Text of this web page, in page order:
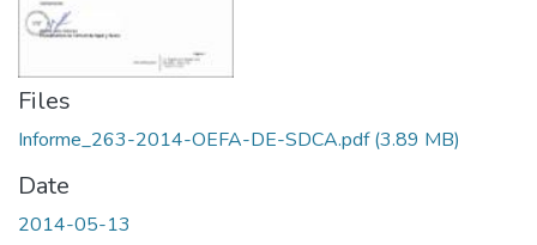
Files
Informe_263-2014-OEFA-DE-SDCA.pdf(3.89 MB)
Date
2014-05-13